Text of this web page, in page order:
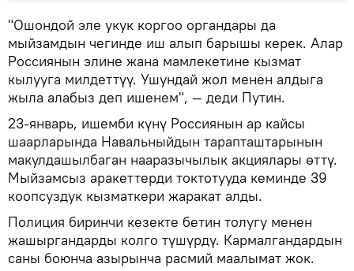
"Ошондой эле укук коргоо органдары да
мыйзамдын чегинде иш алып барышы керек. Алар
Россиянын элине жана мамлекетине кызмат
кылууга милдеттүү. Ушундай жол менен алдыга
жыла алабыз деп ишенем", — деди Путин.
23-январь, ишемби күнү Россиянын ар кайсы
шаарларында Навальныйдын тарапташтарынын
макулдашылбаган нааразычылык акциялары өттү.
Мыйзамсыз аракеттерди токтотууда кеминде 39
коопсуздук кызматкери жаракат алды.
Полиция биринчи кезекте бетин толугу менен
жашыргандарды колго түшүрдү. Кармалгандардын
саны боюнча азырынча расмий маалымат жок.